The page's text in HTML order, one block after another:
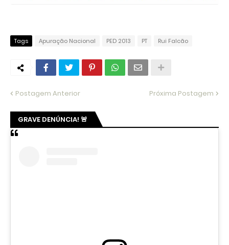
Tags Apuração Nacional PED 2013 PT Rui Falcão
Postagem Anterior Próxima Postagem
GRAVE DENÚNCIA! 🚨